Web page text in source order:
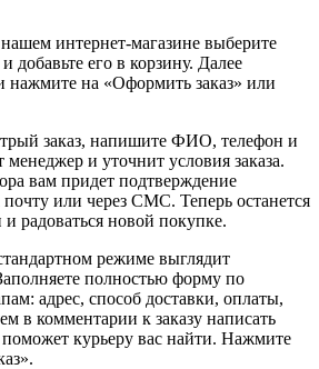
интернет-магазине выберите
добавьте его в корзину. Далее
нажмите на «Оформить заказ» или
заказ, напишите ФИО, телефон и
и уточнит условия заказа.
вам придет подтверждение
или через СМС. Теперь останется
и радоваться новой покупке.
режиме выглядит
полностью форму по
адрес, способ доставки, оплаты,
в комментарии к заказу написать
курьеру вас найти. Нажмите